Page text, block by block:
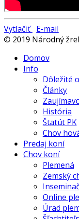
Vytlačiť E-mail
© 2019 Národný
Domov
Info
Dôležité
Články
História
Štatút PK
Chov
Predaj koní
Chov koní
Plemená
Zemský
Online
Úrad